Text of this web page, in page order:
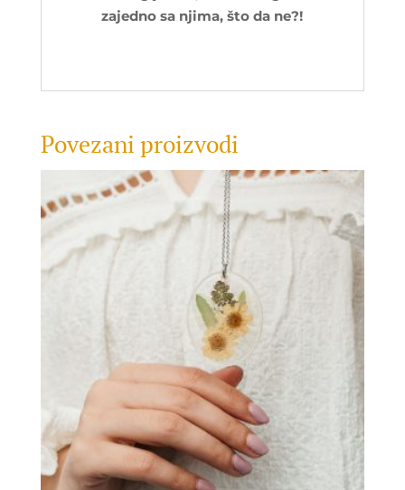
zajedno sa njima, što da ne?!
Povezani proizvodi